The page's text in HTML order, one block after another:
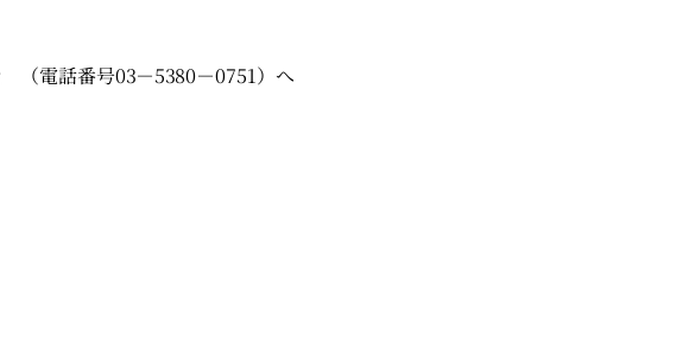
（電話番号03－5380－0751）へ